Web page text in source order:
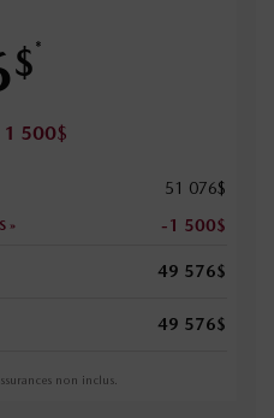
$*
1 500$
51 076$
» -1 500$
49 576$
49 576$
non inclus.